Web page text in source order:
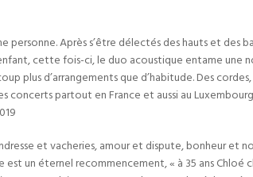
personne. Après s’être délectés des hauts et des
enfant, cette fois-ci, le duo acoustique entame
plus d’arrangements que d’habitude. Des
concerts partout en France et aussi au
et vacheries, amour et dispute, bonheur
un éternel recommencement, « à 35 ans